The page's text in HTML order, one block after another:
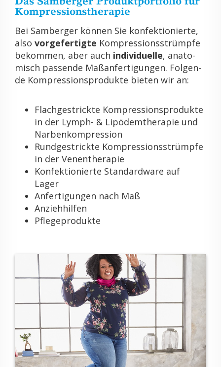
Kom­pres­si­ons­the­ra­pie
Bei Sam­ber­ger kön­nen Sie kon­fek­tio­nier­te,
also vor­ge­fer­tig­te Kom­pres­si­ons­strümp­fe
be­kom­men, aber auch in­di­vi­du­el­le, ana­to­
misch pas­sen­de Ma­ß­an­fer­ti­gun­gen. Fol­gen­
de Kom­pres­si­ons­pro­duk­te bie­ten wir an:
Flach­ge­strick­te Kom­pres­si­ons­pro­duk­te
in der Lymph- & Lipö­dem­the­ra­pie und
Nar­ben­kom­pres­si­on
Rund­ge­strick­te Kom­pres­si­ons­strümp­fe
in der Ve­nen­the­ra­pie
Kon­fek­tio­nier­te Stan­dard­ware auf
Lager
An­fer­ti­gun­gen nach Maß
An­zieh­hil­fen
Pfle­ge­pro­duk­te